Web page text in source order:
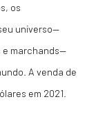
os
universo—
marchands—
A venda de
em 2021.